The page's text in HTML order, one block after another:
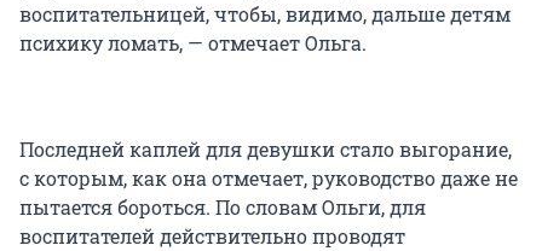
воспитательницей, чтобы, видимо, дальше детям
психику ломать, — отмечает Ольга.
Последней каплей для девушки стало выгорание,
с которым, как она отмечает, руководство даже не
пытается бороться. По словам Ольги, для
воспитателей действительно проводят